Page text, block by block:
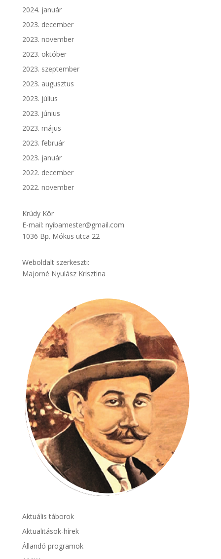
2024. január
2023. december
2023. november
2023. október
2023. szeptember
2023. augusztus
2023. július
2023. június
2023. május
2023. február
2023. január
2022. december
2022. november
Krúdy Kör
E-mail: nyibamester@gmail.com
1036 Bp. Mókus utca 22
Weboldalt szerkeszti:
Majorné Nyulász Krisztina
Aktuális táborok
Aktualitások-hírek
Állandó programok